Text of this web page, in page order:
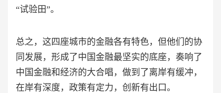
“试验田”。
总之，这四座城市的金融各有特色，但他们的协
同发展，形成了中国金融最坚实的底座，奏响了
中国金融和经济的大合唱，做到了离岸有缓冲，
在岸有深度，政策有定力，创新有出口。